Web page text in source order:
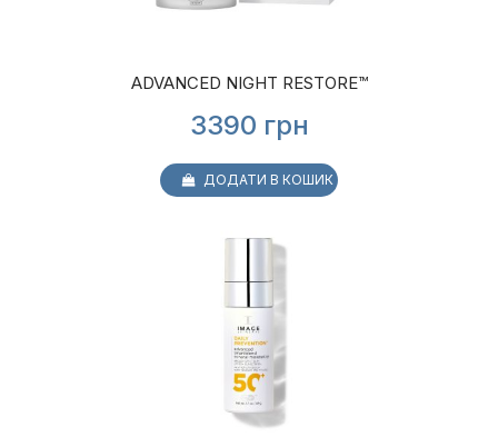
ДОДАТИ В КОШИК
ADVANCED NIGHT RESTORE™
3390 грн